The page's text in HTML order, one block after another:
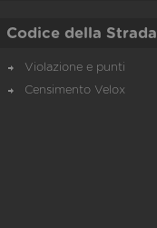
Codice della Strada
Violazione e punti
Censimento Velox